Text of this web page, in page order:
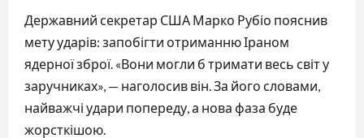
Державний секретар США Марко Рубіо пояснив
мету ударів: запобігти отриманню Іраном
ядерної зброї. «Вони могли б тримати весь світ у
заручниках», — наголосив він. За його словами,
найважчі удари попереду, а нова фаза буде
жорсткішою.